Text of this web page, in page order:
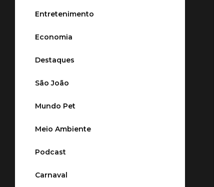
Entretenimento
Economia
Destaques
São João
Mundo Pet
Meio Ambiente
Podcast
Carnaval